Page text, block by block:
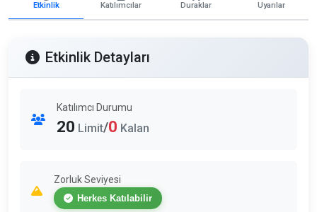
Etkinlik Katılımcılar Duraklar Uyarılar
Etkinlik Detayları
Katılımcı Durumu
20 Limit/0 Kalan
Zorluk Seviyesi
Herkes Katılabilir